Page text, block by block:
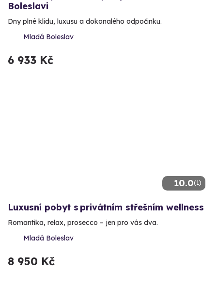
Boleslavi
Dny plné klidu, luxusu a dokonalého odpočinku.
Mladá Boleslav
6 933 Kč
10.0(1)
Luxusní pobyt s privátním střešním wellness
Romantika, relax, prosecco – jen pro vás dva.
Mladá Boleslav
8 950 Kč